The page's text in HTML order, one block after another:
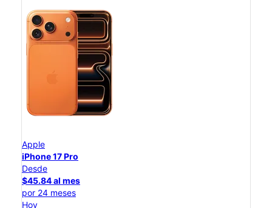
Apple
iPhone 17 Pro
Desde
$45.84 al mes
por 24 meses
Hoy